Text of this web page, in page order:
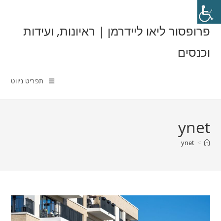
contentפרופסור ליאו ליידרמן | ראיונות, ועידות
וכנסים
תפריט ניווט
ynet
>
ynet